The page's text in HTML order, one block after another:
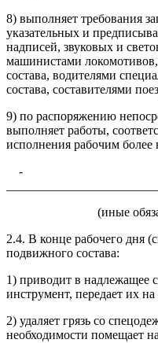
8) выполняет требования
указательных и
надписей, звуковых и
машинистами
состава, водителями
состава, составителями
9) по распоряжению
выполняет работы,
исполнения рабочим
-
(иные
2.4. В конце рабочего дня
подвижного состава:
1) приводит в надлежащее
инструмент, передает их
2) удаляет грязь со
необходимости помещает